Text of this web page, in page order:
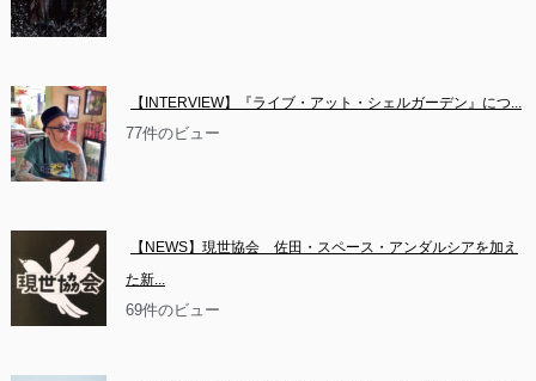
【INTERVIEW】『ライブ・アット・シェルガーデン』につ...
77件のビュー
【NEWS】現世協会　佐田・スペース・アンダルシアを加え
た新...
69件のビュー